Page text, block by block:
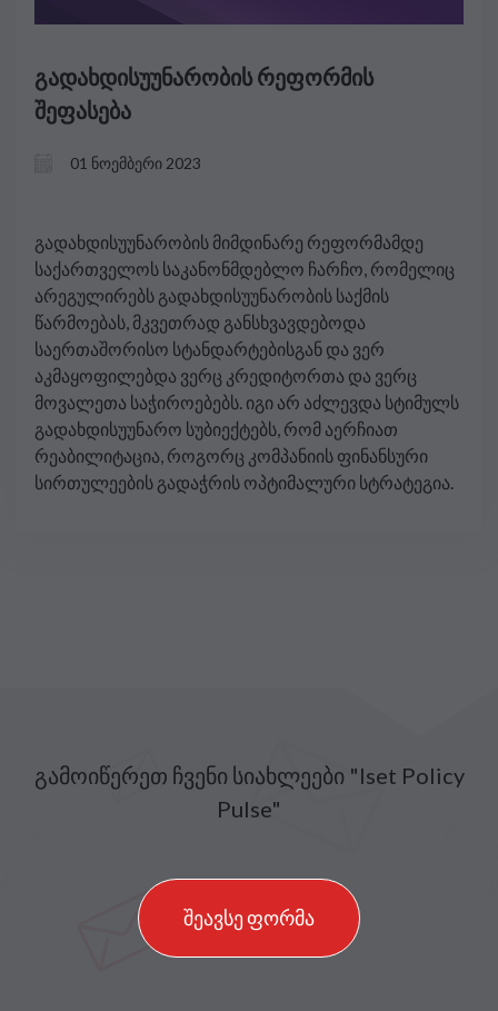
გადახდისუუნარობის რეფორმის
შეფასება
01 ნოემბერი 2023
გადახდისუუნარობის მიმდინარე რეფორმამდე
საქართველოს საკანონმდებლო ჩარჩო, რომელიც
არეგულირებს გადახდისუუნარობის საქმის
წარმოებას, მკვეთრად განსხვავდებოდა
საერთაშორისო სტანდარტებისგან და ვერ
აკმაყოფილებდა ვერც კრედიტორთა და ვერც
მოვალეთა საჭიროებებს. იგი არ აძლევდა სტიმულს
გადახდისუუნარო სუბიექტებს, რომ აერჩიათ
რეაბილიტაცია, როგორც კომპანიის ფინანსური
სირთულეების გადაჭრის ოპტიმალური სტრატეგია.
გამოიწერეთ ჩვენი სიახლეები "Iset Policy
Pulse"
შეავსე ფორმა